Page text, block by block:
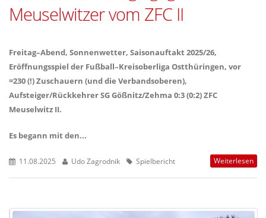
Meuselwitzer vom ZFC II
Freitag–Abend, Sonnenwetter, Saisonauftakt 2025/26,
Eröffnungsspiel der Fußball–Kreisoberliga Ostthüringen, vor
=230 (!) Zuschauern (und die Verbandsoberen),
Aufsteiger/Rückkehrer SG Gößnitz/Zehma 0:3 (0:2) ZFC
Meuselwitz II.
Es begann mit den...
11.08.2025 Udo Zagrodnik Spielbericht Weiterlesen